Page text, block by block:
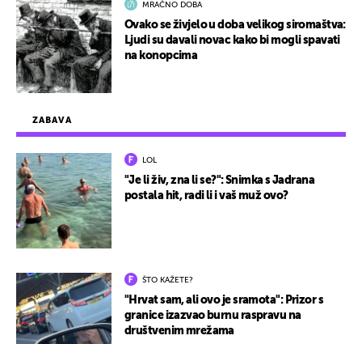
ZABAVA
LOL
"Je li živ, zna li se?": Snimka s Jadrana
postala hit, radi li i vaš muž ovo?
ŠTO KAŽETE?
"Hrvat sam, ali ovo je sramota": Prizor s
granice izazvao burnu raspravu na
društvenim mrežama
MRAČNO DOBA
Ovako se živjelo u doba velikog siromaštva:
Ljudi su davali novac kako bi mogli spavati
na konopcima